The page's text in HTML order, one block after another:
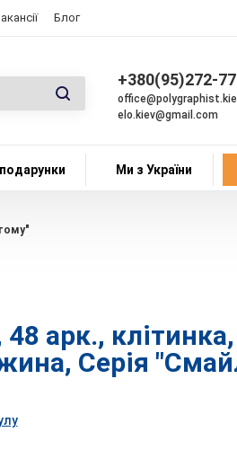
Блог
+380(95)272-
elo.kiev@gmail.com
Ми з України
арк.,
Серія